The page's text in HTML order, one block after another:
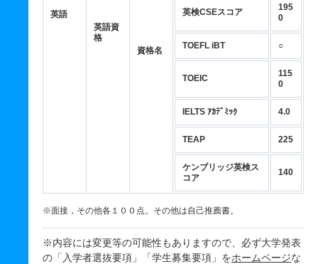
英語
英語資
格
資格名
英検CSEスコア
195
0
TOEFL iBT ○
TOEIC
115
0
IELTS ｱｶﾃﾞﾐｯｸ 4.0
TEAP 225
ケンブリッジ英検ス
コア
140
※面接，その他各１００点。その他は自己推薦書。
※内容には変更等の可能性もありますので、必ず大学発表
の「入学者選抜要項」「学生募集要項」をホームページな